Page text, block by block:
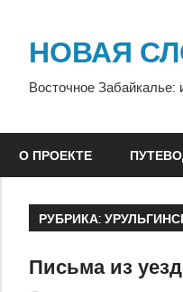
содержимому
НОВАЯ
Восточное Забайкалье:
О ПРОЕКТЕ
РУБРИКА:
Письма из